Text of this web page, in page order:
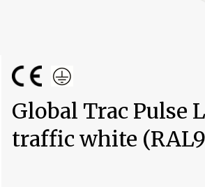
Global Trac Pulse
traffic white